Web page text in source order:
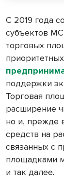
С 2019 года
субъектов
торговых
поддержки
Торговая
расширение
но и, прежде
средств на
связанных с
площадками
и так далее.